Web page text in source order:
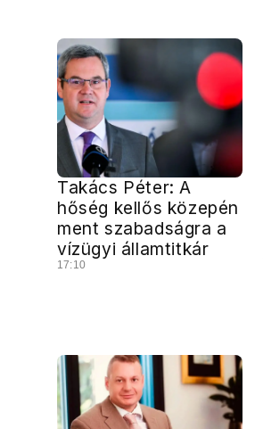
Takács Péter: A
hőség kellős közepén
ment szabadságra a
vízügyi államtitkár
17:10